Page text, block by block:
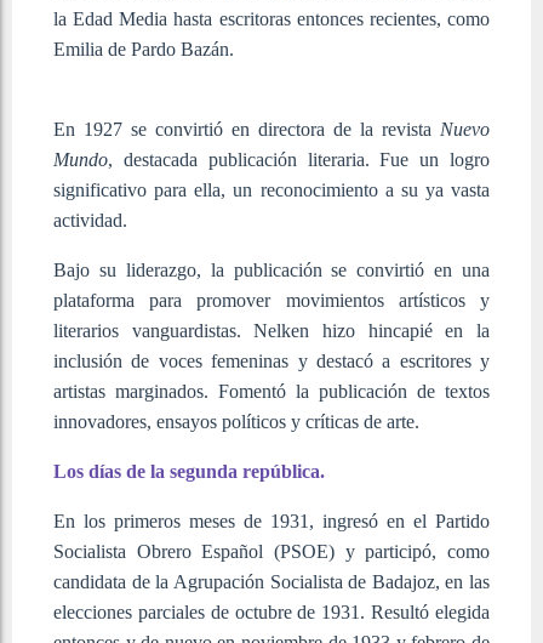
la Edad Media hasta escritoras entonces recientes, como
Emilia de Pardo Bazán.
En 1927 se convirtió en directora de la revista Nuevo
Mundo, destacada publicación literaria. Fue un logro
significativo para ella, un reconocimiento a su ya vasta
actividad.
Bajo su liderazgo, la publicación se convirtió en una
plataforma para promover movimientos artísticos y
literarios vanguardistas. Nelken hizo hincapié en la
inclusión de voces femeninas y destacó a escritores y
artistas marginados. Fomentó la publicación de textos
innovadores, ensayos políticos y críticas de arte.
Los días de la segunda república.
En los primeros meses de 1931, ingresó en el Partido
Socialista Obrero Español (PSOE) y participó, como
candidata de la Agrupación Socialista de Badajoz, en las
elecciones parciales de octubre de 1931. Resultó elegida